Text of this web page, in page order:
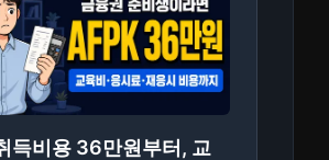
득비용 36만원부터, 교